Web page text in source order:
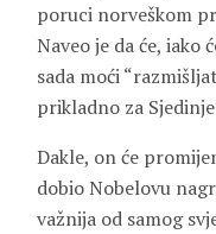
poruci norveškom
Naveo je da će, iako
sada moći
prikladno za
Dakle, on će
dobio Nobelovu
važnija od samog